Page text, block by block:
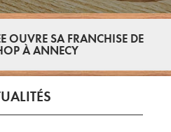
OUVRE SA FRANCHISE DE
À ANNECY